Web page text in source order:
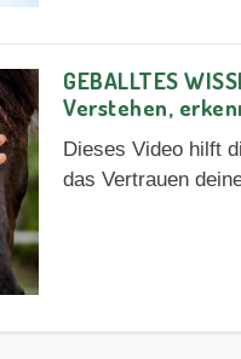
GEBALLTES
Verstehen,
Dieses Video hilft
das Vertrauen